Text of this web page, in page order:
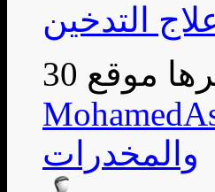
التدخين
والمخدرات